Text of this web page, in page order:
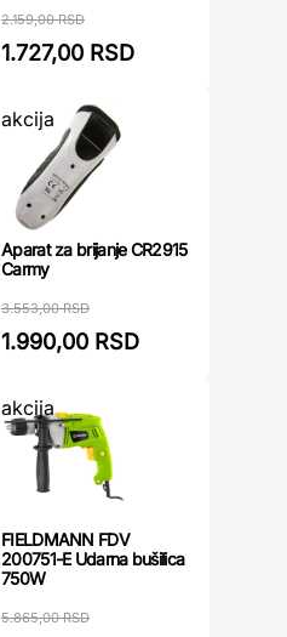
2.159,00 RSD
1.727,00 RSD
akcija
Aparat za brijanje CR2915
Carmy
3.553,00 RSD
1.990,00 RSD
akcija
FIELDMANN FDV
200751-E Udarna bušilica
750W
5.865,00 RSD